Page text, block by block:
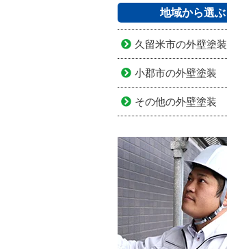
地域から選ぶ
久留米市の外壁塗装
小郡市の外壁塗装
その他の外壁塗装